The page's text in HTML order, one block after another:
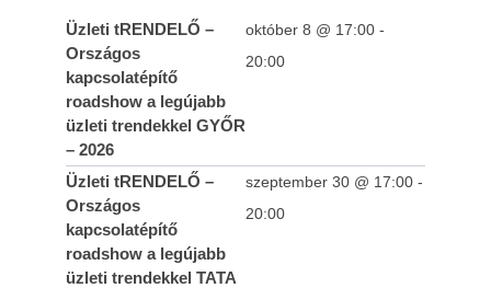
Üzleti tRENDELŐ –
Országos
kapcsolatépítő
roadshow a legújabb
üzleti trendekkel GYŐR
– 2026
október 8 @ 17:00 -
20:00
Üzleti tRENDELŐ –
Országos
kapcsolatépítő
roadshow a legújabb
üzleti trendekkel TATA
szeptember 30 @ 17:00 -
20:00